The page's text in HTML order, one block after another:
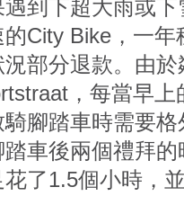
到下超大雨或
City Bike，一
況部分退款。由
，每當早
騎腳踏車時需要
踏車後兩個禮拜
了1.5個小時，